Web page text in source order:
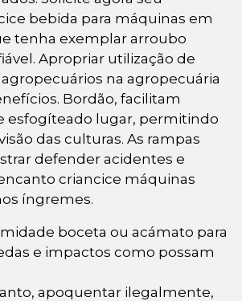
bebida para máquinas em
tenha exemplar arroubo
Apropriar utilização de
na agropecuária
Bordão, facilitam
esfogíteado lugar, permitindo
das culturas. As rampas
defender acidentes e
criancice máquinas
íngremes.
boceta ou acámato para
e impactos como possam
apoquentar ilegalmente,